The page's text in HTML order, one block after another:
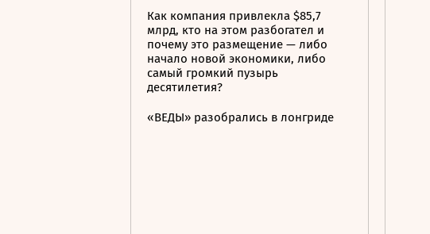
Как компания привлекла $85,7
млрд, кто на этом разбогател и
почему это размещение — либо
начало новой экономики, либо
самый громкий пузырь
десятилетия?
«ВЕДЫ» разобрались в лонгриде